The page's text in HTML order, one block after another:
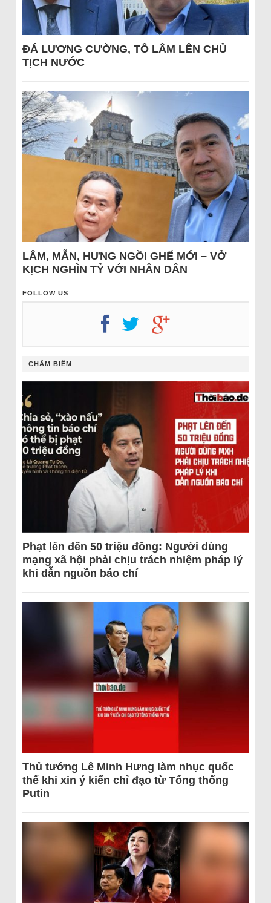
ĐÁ LƯƠNG CƯỜNG, TÔ LÂM LÊN CHỦ
TỊCH NƯỚC
LÂM, MẪN, HƯNG NGỒI GHẾ MỚI – VỞ
KỊCH NGHÌN TỶ VỚI NHÂN DÂN
FOLLOW US
CHÂM BIẾM
Phạt lên đến 50 triệu đồng: Người dùng
mạng xã hội phải chịu trách nhiệm pháp lý
khi dẫn nguồn báo chí
Thủ tướng Lê Minh Hưng làm nhục quốc
thể khi xin ý kiến chỉ đạo từ Tổng thống
Putin